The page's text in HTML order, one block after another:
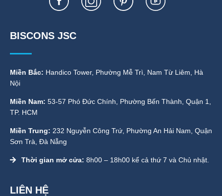
BISCONS JSC
Miền Bắc: Handico Tower, Phường Mễ Trì, Nam Từ Liêm, Hà
Nội
Miền Nam: 53-57 Phó Đức Chính, Phường Bến Thành, Quận 1,
TP. HCM
Miền Trung: 232 Nguyễn Công Trứ, Phường An Hải Nam, Quận
Sơn Trà, Đà Nẵng
Thời gian mở cửa: 8h00 – 18h00 kể cả thứ 7 và Chủ nhật.
LIÊN HỆ